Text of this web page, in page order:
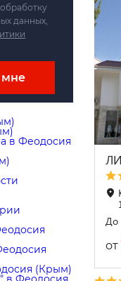
До
от
данных,
мне
в Феодосия
(Крым)